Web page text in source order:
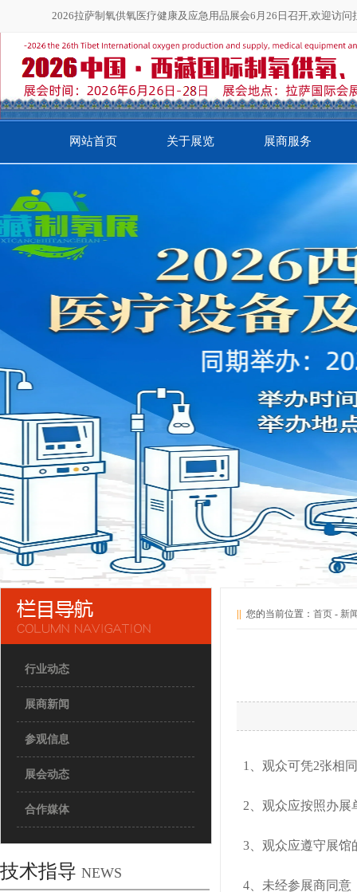
2026拉萨制氧供氧医疗健康及应急用品展会6月26日召开,欢迎访
网站首页 关于展览 展商服务
行业动态
展商新闻
参观信息
展会动态
合作媒体
技术指导 NEWS
您的当前位置： 首页 - 新
1、观众可凭2张相
2、观众应按照办
3、观众应遵守展馆
4、未经参展商同意